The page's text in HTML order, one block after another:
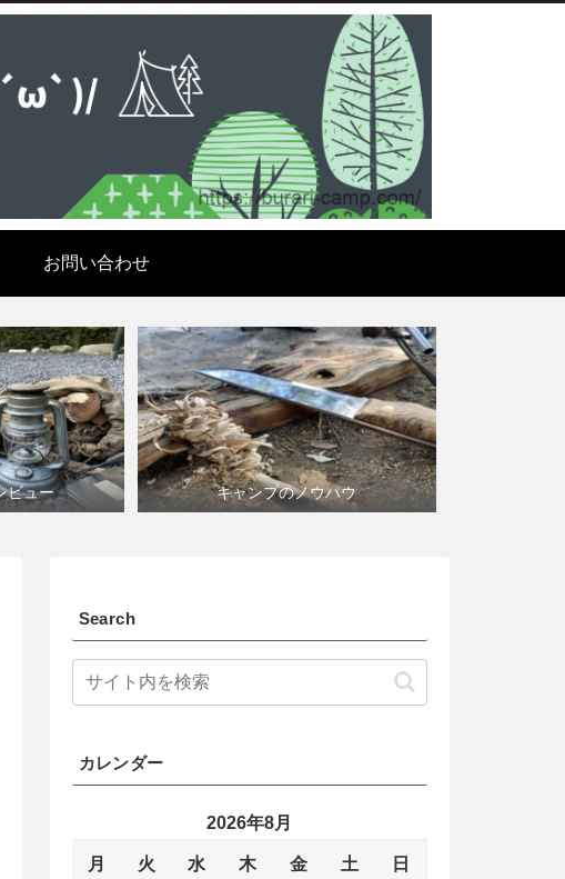
お問い合わせ
ビュー キャンプのノウハウ
Search
カレンダー
2026年8月
月 火 水 木 金 土 日